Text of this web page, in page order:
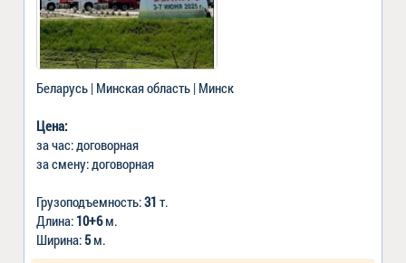
Беларусь | Минская область | Минск
Цена:
за час: договорная
за смену: договорная
Грузоподъемность:31 т.
Длина: 10+6м.
Ширина: 5м.